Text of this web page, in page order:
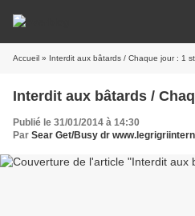
Accueil » Interdit aux bâtards / Chaque jour : 1
Interdit aux bâtards /
Publié le 31/01/2014 à 14:30
Par Sear Get/Busy dr